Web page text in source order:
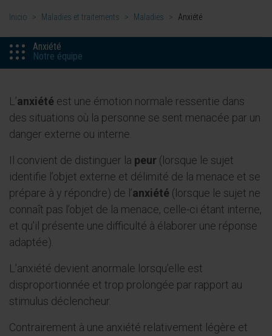
Inicio > Maladies et traitements > Maladies > Anxiété
Anxiété
Notre équipe
L’anxiété est une émotion normale ressentie dans
des situations où la personne se sent menacée par un
danger externe ou interne.
Il convient de distinguer la peur (lorsque le sujet
identifie l’objet externe et délimité de la menace et se
prépare à y répondre) de l’anxiété (lorsque le sujet ne
connaît pas l’objet de la menace, celle-ci étant interne,
et qu’il présente une difficulté à élaborer une réponse
adaptée).
L’anxiété devient anormale lorsqu’elle est
disproportionnée et trop prolongée par rapport au
stimulus déclencheur.
Contrairement à une anxiété relativement légère et